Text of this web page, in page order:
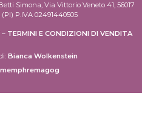
Simona, Via Vittorio Veneto 41, 56017
P.IVA 02491440505
– TERMINI E CONDIZIONI DI VENDITA
Bianca Wolkenstein
memphremagog